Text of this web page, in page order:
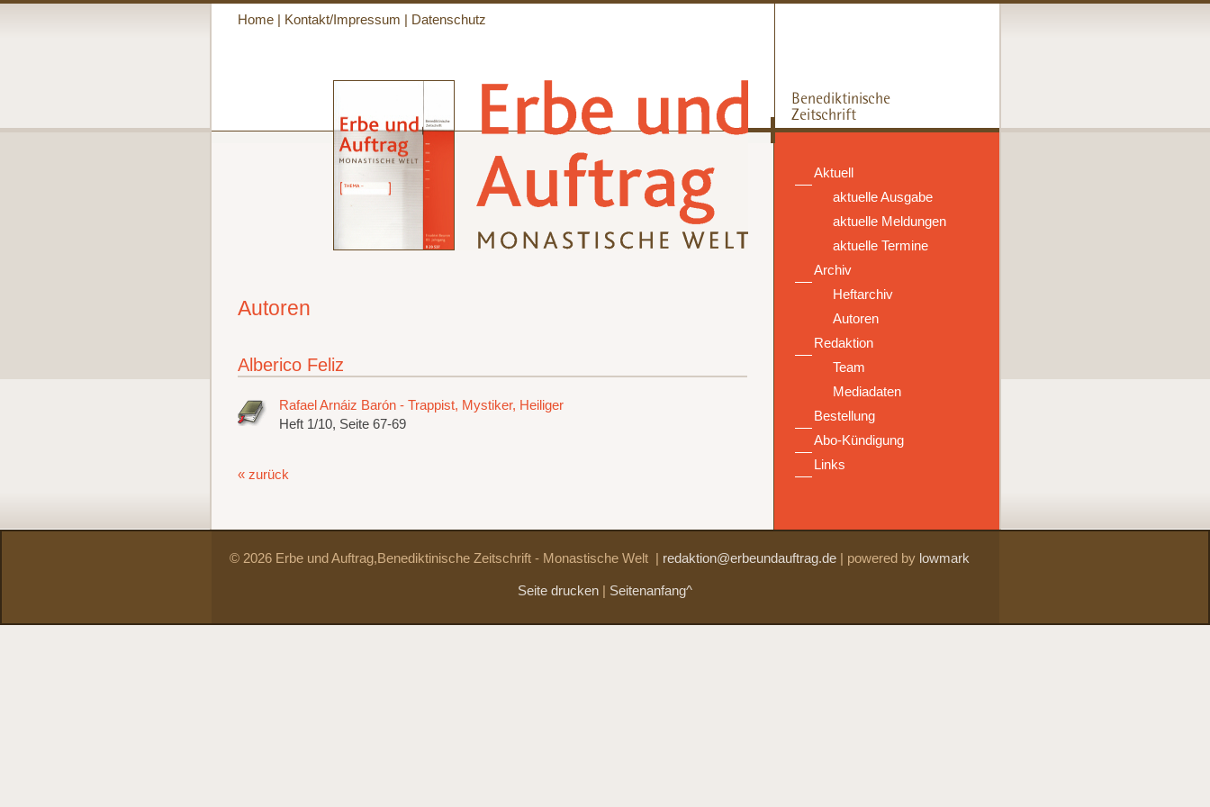
Home| Kontakt/Impressum Datenschutz
Aktuell
aktuelle Ausgabe
aktuelle Meldungen
aktuelle Termine
Archiv
Heftarchiv
Autoren
Redaktion
Team
Mediadaten
Bestellung
Abo-Kündigung
Links
Autoren
Alberico Feliz
Rafael Arnáiz Barón - Trappist, Mystiker, Heiliger
Heft 1/10, Seite 67-69
« zurück
© 2026 Erbe und Auftrag,Benediktinische Zeitschrift - Monastische Welt redaktion@erbeundauftrag.de| powered by lowmark
Seite drucken Seitenanfang^